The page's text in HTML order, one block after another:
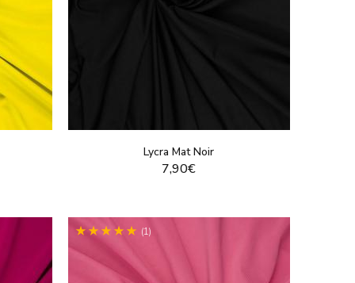
Lycra Mat Noir
7,90€
VOIR LE PRODUIT
(1)